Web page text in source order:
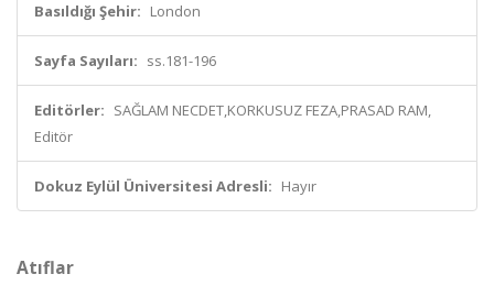
Basıldığı Şehir: London
Sayfa Sayıları: ss.181-196
Editörler: SAĞLAM NECDET,KORKUSUZ FEZA,PRASAD RAM,
Editör
Dokuz Eylül Üniversitesi Adresli: Hayır
Atıflar